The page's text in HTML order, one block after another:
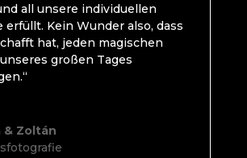
all unsere individuellen
erfüllt. Kein Wunder also, dass
hat, jeden magischen
großen Tages
& Zoltán